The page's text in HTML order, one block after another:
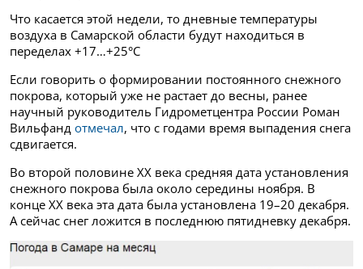
Что касается этой недели, то дневные температуры
воздуха в Самарской области будут находиться в
переделах +17…+25°C
Если говорить о формировании постоянного снежного
покрова, который уже не растает до весны, ранее
научный руководитель Гидрометцентра России Роман
Вильфанд отмечал, что с годами время выпадения снега
сдвигается.
Во второй половине XX века средняя дата установления
снежного покрова была около середины ноября. В
конце XX века эта дата была установлена 19–20 декабря.
А сейчас снег ложится в последнюю пятидневку декабря.